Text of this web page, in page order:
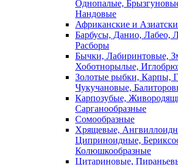
Однопалые,
Нандовые
Африканские и
Барбусы, Данио, Лабео,
Расборы
Бычки, Лабиринтовые,
Хоботнорылые,
Золотые рыбки, Карпы,
Чукучановые,
Карпозубые,
Сарганообразные
Сомообразные
Хрящевые,
Циприноидные,
Колюшкообразные
Цитариновые,